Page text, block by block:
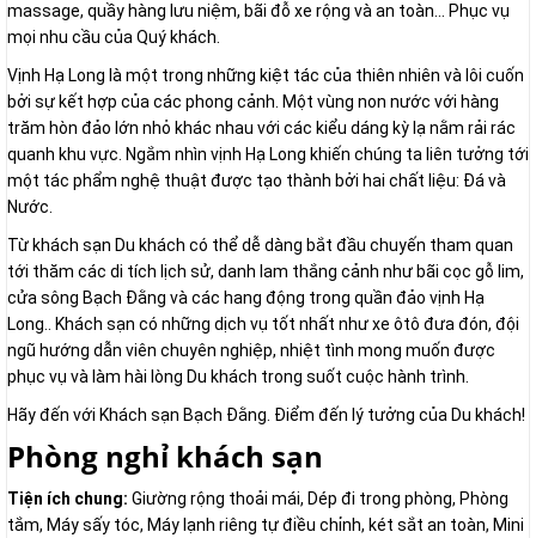
massage, quầy hàng lưu niệm, bãi đỗ xe rộng và an toàn… Phục vụ
mọi nhu cầu của Quý khách.
Vịnh Hạ Long là một trong những kiệt tác của thiên nhiên và lôi cuốn
bởi sự kết hợp của các phong cảnh. Một vùng non nước với hàng
trăm hòn đảo lớn nhỏ khác nhau với các kiểu dáng kỳ lạ nằm rải rác
quanh khu vực. Ngắm nhìn vịnh Hạ Long khiến chúng ta liên tưởng tới
một tác phẩm nghệ thuật được tạo thành bởi hai chất liệu: Đá và
Nước.
Từ khách sạn Du khách có thể dễ dàng bắt đầu chuyến tham quan
tới thăm các di tích lịch sử, danh lam thắng cảnh như bãi cọc gỗ lim,
cửa sông Bạch Đằng và các hang động trong quần đảo vịnh Hạ
Long.. Khách sạn có những dịch vụ tốt nhất như xe ôtô đưa đón, đội
ngũ hướng dẫn viên chuyên nghiệp, nhiệt tình mong muốn được
phục vụ và làm hài lòng Du khách trong suốt cuộc hành trình.
Hãy đến với Khách sạn Bạch Đằng. Điểm đến lý tưởng của Du khách!
Phòng nghỉ khách sạn
Tiện ích chung: Giường rộng thoải mái, Dép đi trong phòng, Phòng
tắm, Máy sấy tóc, Máy lạnh riêng tự điều chỉnh, két sắt an toàn, Mini